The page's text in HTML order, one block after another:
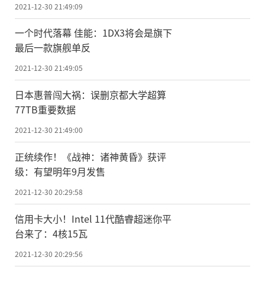
2021-12-30 21:49:09
一个时代落幕 佳能：1DX3将会是旗下
最后一款旗舰单反
2021-12-30 21:49:05
日本惠普闯大祸：误删京都大学超算
77TB重要数据
2021-12-30 21:49:00
正统续作！《战神：诸神黄昏》获评
级：有望明年9月发售
2021-12-30 20:29:58
信用卡大小！Intel 11代酷睿超迷你平
台来了：4核15瓦
2021-12-30 20:29:56